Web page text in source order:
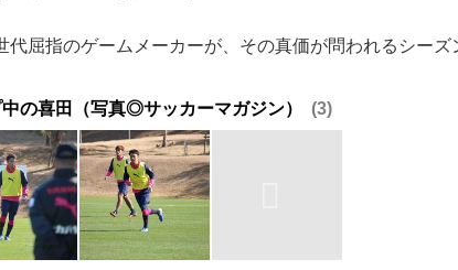
屈指のゲームメーカーが、その真価が問われるシーズ
の喜田（写真◎サッカーマガジン） 3